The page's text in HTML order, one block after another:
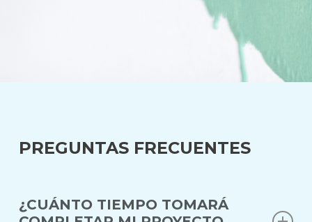
PREGUNTAS FRECUENTES
¿CUÁNTO TIEMPO TOMARÁ